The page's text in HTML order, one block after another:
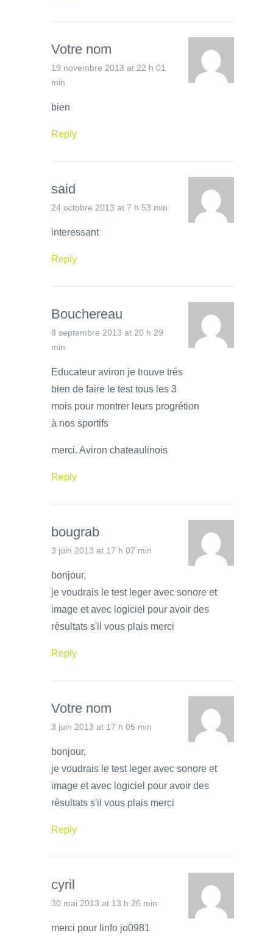
Votre nom
19 novembre 2013 at 22 h 01
min
bien
Reply
said
24 octobre 2013 at 7 h 53 min
interessant
Reply
Bouchereau
8 septembre 2013 at 20 h 29
min
Educateur aviron je trouve trés
bien de faire le test tous les 3
mois pour montrer leurs progrétion
à nos sportifs
merci. Aviron chateaulinois
Reply
bougrab
3 juin 2013 at 17 h 07 min
bonjour,
je voudrais le test leger avec sonore et
image et avec logiciel pour avoir des
résultats s'il vous plais merci
Reply
Votre nom
3 juin 2013 at 17 h 05 min
bonjour,
je voudrais le test leger avec sonore et
image et avec logiciel pour avoir des
résultats s'il vous plais merci
Reply
cyril
30 mai 2013 at 13 h 26 min
merci pour linfo jo0981